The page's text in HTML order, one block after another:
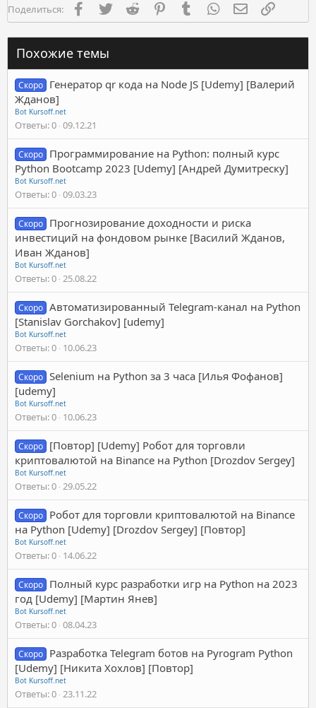
Поделиться: FacebookTwitter Reddit PinterestTumblr WhatsAppЭлектронная
Похожие темы
Скоро Генератор qr кода на Node JS [Udemy] [Валерий
Жданов]
Bot Kursoff.net
Ответы 0 09.12.21
Скоро Программирование на Python: полный курс
Python Bootcamp 2023 [Udemy] [Андрей Думитреску]
Bot Kursoff.net
Ответы 0 09.03.23
Скоро Прогнозирование доходности и риска
инвестиций на фондовом рынке [Василий Жданов,
Иван Жданов]
Bot Kursoff.net
Ответы 0 25.08.22
Скоро Автоматизированный Telegram-канал на Python
[Stanislav Gorchakov] [udemy]
Bot Kursoff.net
Ответы 0 10.06.23
Скоро Selenium на Python за 3 часа [Илья Фофанов]
[udemy]
Bot Kursoff.net
Ответы 0 10.06.23
Скоро [Повтор] [Udemy] Робот для торговли
криптовалютой на Binance на Python [Drozdov Sergey]
Bot Kursoff.net
Ответы 0 29.05.22
Скоро Робот для торговли криптовалютой на Binance
на Python [Udemy] [Drozdov Sergey] [Повтор]
Bot Kursoff.net
Ответы 0 14.06.22
Скоро Полный курс разработки игр на Python на 2023
год [Udemy] [Мартин Янев]
Bot Kursoff.net
Ответы 0 08.04.23
Скоро Разработка Telegram ботов на Pyrogram Python
[Udemy] [Никита Хохлов] [Повтор]
Bot Kursoff.net
Ответы 0 23.11.22